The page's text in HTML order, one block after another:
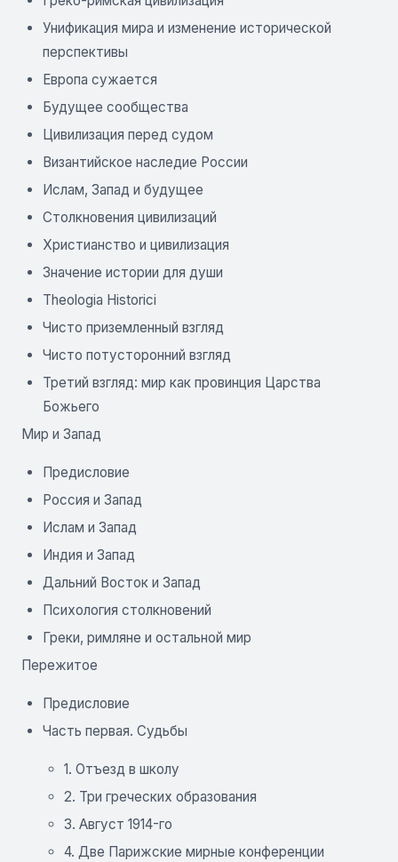
Унификация мира и изменение исторической
перспективы
Европа сужается
Будущее сообщества
Цивилизация перед судом
Византийское наследие России
Ислам, Запад и будущее
Столкновения цивилизаций
Христианство и цивилизация
Значение истории для души
Theologia Historici
Чисто приземленный взгляд
Чисто потусторонний взгляд
Третий взгляд: мир как провинция Царства
Божьего
Мир и Запад
Предисловие
Россия и Запад
Ислам и Запад
Индия и Запад
Дальний Восток и Запад
Психология столкновений
Греки, римляне и остальной мир
Пережитое
Предисловие
Часть первая. Судьбы
1. Отъезд в школу
2. Три греческих образования
3. Август 1914-го
4. Две Парижские мирные конференции